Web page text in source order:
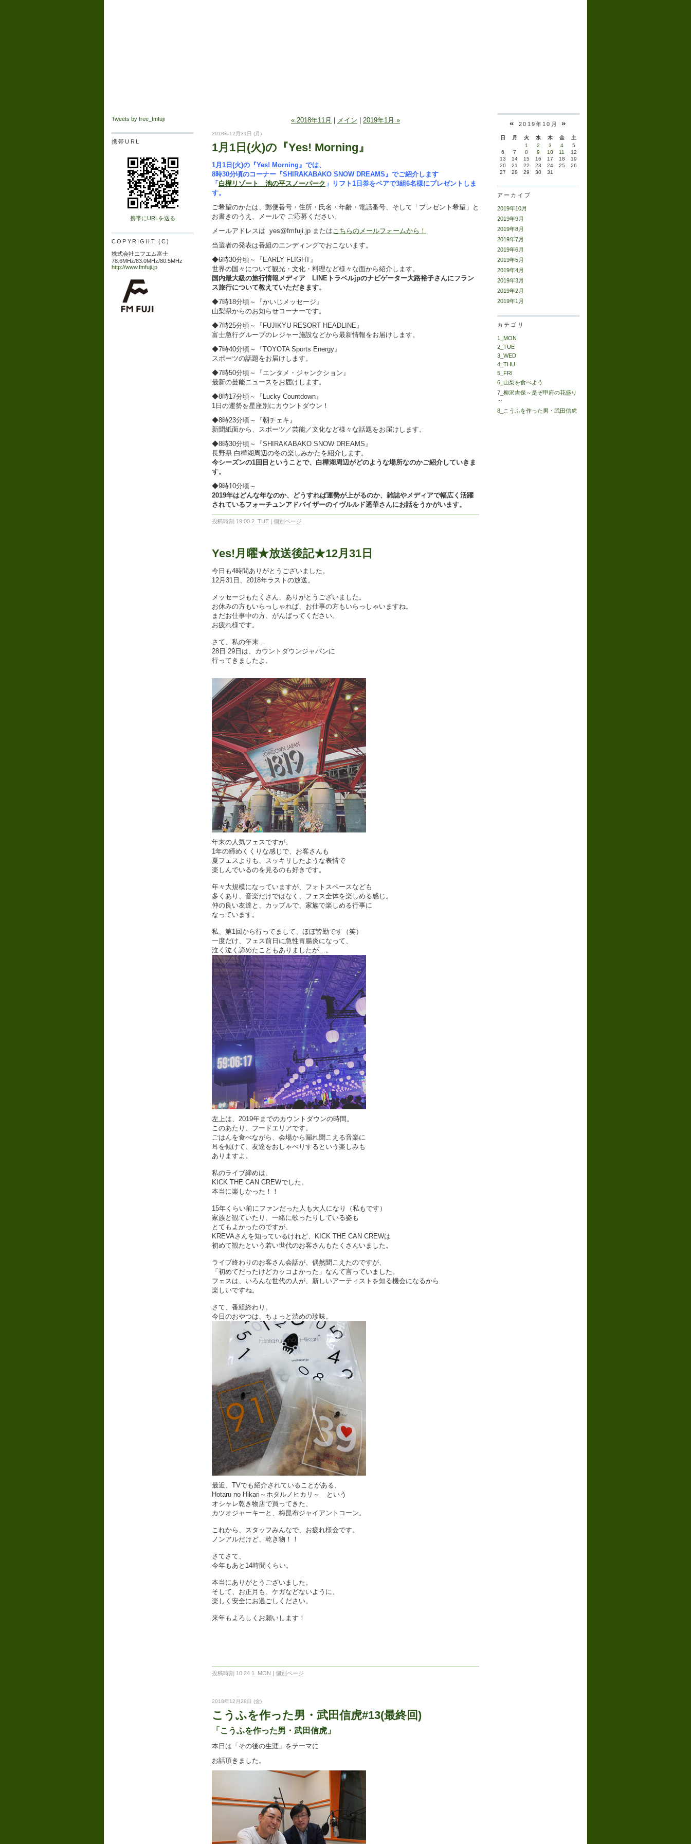
Tweets by free_fmfuji
携帯URL
携帯にURLを送る
COPYRIGHT (C)
株式会社エフエム富士
78.6MHz/83.0MHz/80.5MHz
http://www.fmfuji.jp
« 2018年11月 メイン 2019年1月 »
2018年12月31日 (月)
1月1日(火)の『Yes! Morning』
1月1日(火)の『Yes! Morning』では、
8時30分頃のコーナー『SHIRAKABAKO SNOW DREAMS』でご紹介します
「 白樺リゾート 池の平スノーパーク 」リフト1日券をペアで3組6名様にプレゼントしま
す。
ご希望のかたは、郵便番号・住所・氏名・年齢・電話番号、そして「プレゼント希望」と
お書きのうえ、メールで ご応募ください。
メールアドレスは yes@fmfuji.jp またはこちらのメールフォームから！
当選者の発表は番組のエンディングでおこないます。
◆6時30分頃～『EARLY FLIGHT』
世界の国々について観光・文化・料理など様々な面から紹介します。
国内最大級の旅行情報メディア LINEトラベルjpのナビゲーター大路裕子さんにフラン
ス旅行について教えていただきます。
◆7時18分頃～『かいじメッセージ』
山梨県からのお知らせコーナーです。
◆7時25分頃～『FUJIKYU RESORT HEADLINE』
富士急行グループのレジャー施設などから最新情報をお届けします。
◆7時40分頃～『TOYOTA Sports Energy』
スポーツの話題をお届けします。
◆7時50分頃～『エンタメ・ジャンクション』
最新の芸能ニュースをお届けします。
◆8時17分頃～『Lucky Countdown』
1日の運勢を星座別にカウントダウン！
◆8時23分頃～『朝チェキ』
新聞紙面から、スポーツ／芸能／文化など様々な話題をお届けします。
◆8時30分頃～『SHIRAKABAKO SNOW DREAMS』
長野県 白樺湖周辺の冬の楽しみかたを紹介します。
今シーズンの1回目ということで、白樺湖周辺がどのような場所なのかご紹介していきま
す。
◆9時10分頃～
2019年はどんな年なのか、どうすれば運勢が上がるのか、雑誌やメディアで幅広く活躍
されているフォーチュンアドバイザーのイヴルルド遥華さんにお話をうかがいます。
投稿時刻 19:00 2_TUE | 個別ページ
Yes!月曜★放送後記★12月31日
今日も4時間ありがとうございました。
12月31日、2018年ラストの放送。
メッセージもたくさん、ありがとうございました。
お休みの方もいらっしゃれば、お仕事の方もいらっしゃいますね。
まだお仕事中の方、がんばってください。
お疲れ様です。
さて、私の年末…
28日 29日は、カウントダウンジャパンに
行ってきましたよ。
年末の人気フェスですが、
1年の締めくくりな感じで、お客さんも
夏フェスよりも、スッキリしたような表情で
楽しんでいるのを見るのも好きです。
年々大規模になっていますが、フォトスペースなども
多くあり、音楽だけではなく、フェス全体を楽しめる感じ。
仲の良い友達と、カップルで、家族で楽しめる行事に
なっています。
私、第1回から行ってまして、ほぼ皆勤です（笑）
一度だけ、フェス前日に急性胃腸炎になって、
泣く泣く諦めたこともありましたが…。
左上は、2019年までのカウントダウンの時間。
このあたり、フードエリアです。
ごはんを食べながら、会場から漏れ聞こえる音楽に
耳を傾けて、友達をおしゃべりするという楽しみも
ありますよ。
私のライブ締めは、
KICK THE CAN CREWでした。
本当に楽しかった！！
15年くらい前にファンだった人も大人になり（私もです）
家族と観ていたり、一緒に歌ったりしている姿も
とてもよかったのですが、
KREVAさんを知っているけれど、KICK THE CAN CREWは
初めて観たという若い世代のお客さんもたくさんいました。
ライブ終わりのお客さん会話が、偶然聞こえたのですが、
「初めてだったけどカッコよかった」なんて言っていました。
フェスは、いろんな世代の人が、新しいアーティストを知る機会になるから
楽しいですね。
さて、番組終わり。
今日のおやつは、ちょっと渋めの珍味。
最近、TVでも紹介されていることがある、
Hotaru no Hikari～ホタルノヒカリ～ という
オシャレ乾き物店で買ってきた、
カツオジャーキーと、梅昆布ジャイアントコーン。
これから、スタッフみんなで、お疲れ様会です。
ノンアルだけど、乾き物！！
さてさて、
今年もあと14時間くらい。
本当にありがとうございました。
そして、お正月も、ケガなどないように、
楽しく安全にお過ごしください。
来年もよろしくお願いします！
投稿時刻 10:24 1_MON | 個別ページ
2018年12月28日 (金)
こうふを作った男・武田信虎#13(最終回)
「こうふを作った男・武田信虎」
本日は「その後の生涯」をテーマに
お話頂きました。
«2019年10月 »
日 月 火 水 木 金
土
1
2 3 4
5
6
7 8 9 10 11
12
13
14 15 16 17 18
19
20
21 22 23 24 25
26
27
28 29 30 31
アーカイブ
2019年10月
2019年9月
2019年8月
2019年7月
2019年6月
2019年5月
2019年4月
2019年3月
2019年2月
2019年1月
カテゴリ
1_MON
2_TUE
3_WED
4_THU
5_FRI
6_山梨を食べよう
7_柳沢吉保～是ぞ甲府の花盛り
～
8_こうふを作った男・武田信虎